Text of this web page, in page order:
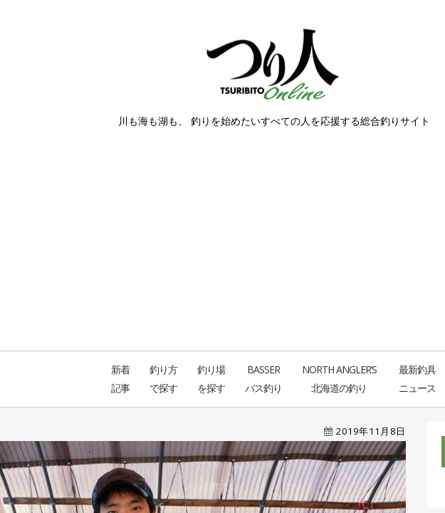
川も海も湖も、 釣りを始めたいすべての人を応援する総合釣りサイト
新着
記事
釣り方
で探す
釣り場
を探す
BASSER
バス釣り
NORTH ANGLER’S
北海道の釣り
最新釣具
ニュース
2019年11月8日